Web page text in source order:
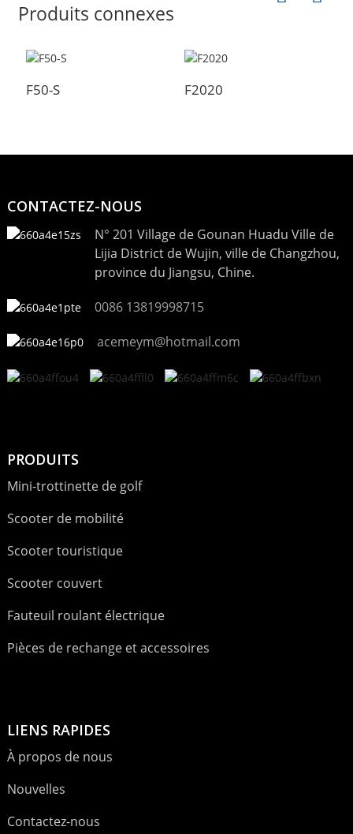
Produits connexes
F50-S F2020
CONTACTEZ-NOUS
N° 201 Village de Gounan Huadu Ville de
Lijia District de Wujin, ville de Changzhou,
province du Jiangsu, Chine.
0086 13819998715
acemeym@hotmail.com
PRODUITS
Mini-trottinette de golf
Scooter de mobilité
Scooter touristique
Scooter couvert
Fauteuil roulant électrique
Pièces de rechange et accessoires
LIENS RAPIDES
À propos de nous
Nouvelles
Contactez-nous